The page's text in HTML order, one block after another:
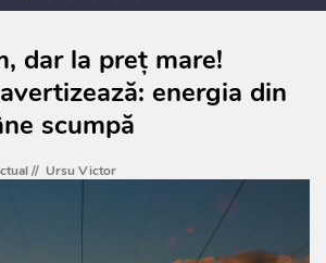
dar la preț mare!
energia din
scumpă
// Ursu Victor